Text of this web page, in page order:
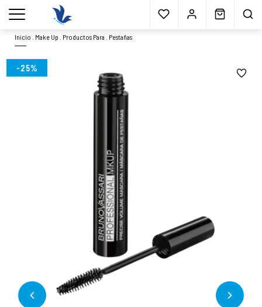
Envío gratisa partir 40€* Muestras gratis Blog
menu
Inicio Make Up Productos Para Pestañas
-25%